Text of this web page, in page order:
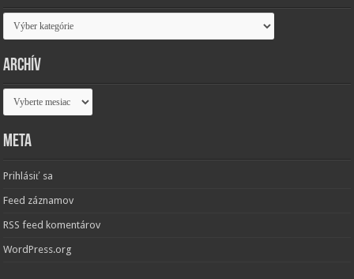
Kategórie
Archív
Archív
Meta
Prihlásiť sa
Feed záznamov
RSS feed komentárov
WordPress.org